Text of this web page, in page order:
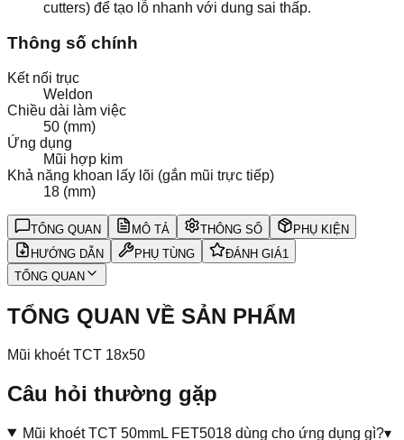
cutters) để tạo lỗ nhanh với dung sai thấp.
Thông số chính
Kết nối trục
Weldon
Chiều dài làm việc
50 (mm)
Ứng dụng
Mũi hợp kim
Khả năng khoan lấy lõi (gắn mũi trực tiếp)
18 (mm)
TỔNG QUAN MÔ TẢ THÔNG SỐ
PHỤ KIỆN
HƯỚNG DẪN
PHỤ TÙNG ĐÁNH GIÁ1
TỔNG QUAN
TỔNG QUAN VỀ SẢN PHẨM
Mũi khoét TCT 18x50
Câu hỏi thường gặp
Mũi khoét TCT 50mmL FET5018 dùng cho ứng dụng gì?▾